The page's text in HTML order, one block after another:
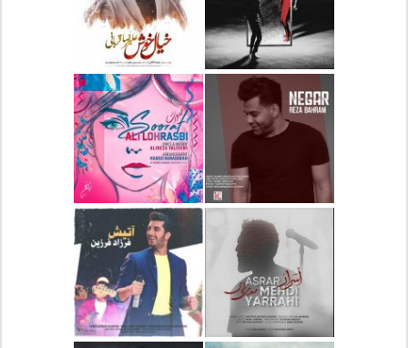
دانلود آلبوم جدید سیروان
خسروی بنام مونولوگ
دانلود آهنگ جدید علیرضا
قربانی بنام خیال خوش
دانلود آهنگ جدید رضا
بهرام بنام نگار
دانلود آهنگ جدید علی
لهراسبی بنام صورت